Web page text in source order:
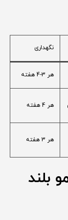
نگهداری
هر 3-4 هفته
هر 4 هفته
هر 3 هفته
بلند